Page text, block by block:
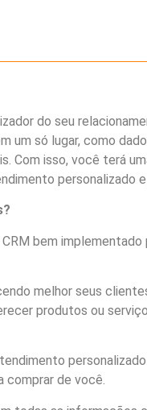
do seu
um só lugar, como
Com isso, você terá
personalizado
bem
melhor seus
produtos ou
comprar de você.